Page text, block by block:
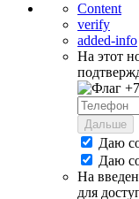
Content
verify
added-info
На этот
+7
Дальше
Даю
Даю
На
для